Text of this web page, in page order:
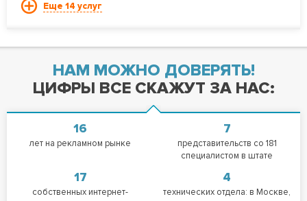
Еще 14 услуг
НАМ МОЖНО ДОВЕРЯТЬ!
ЦИФРЫ ВСЕ СКАЖУТ ЗА НАС:
16
лет на рекламном рынке
7
представительств со 181
специалистом в штате
17
собственных интернет-
4
технических отдела: в Москве,